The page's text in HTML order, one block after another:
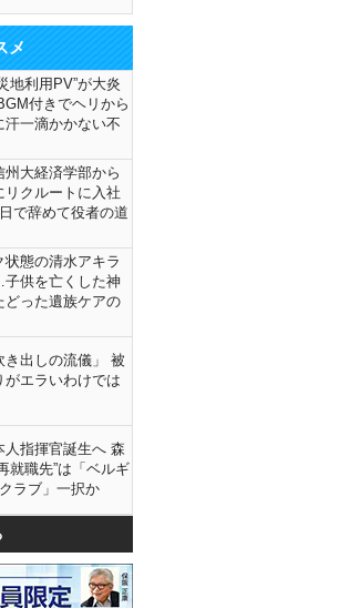
メ
地利用PV”が大炎
付きでヘリから
汗一滴かかない不
州大経済学部から
リクルートに入社
で辞めて役者の道
状態の清水アキラ
供を亡くした神
どった遺族ケアの
き出しの流儀」 被
がエラいわけでは
人指揮官誕生へ 森
就職先”は「ベルギ
ラブ」一択か